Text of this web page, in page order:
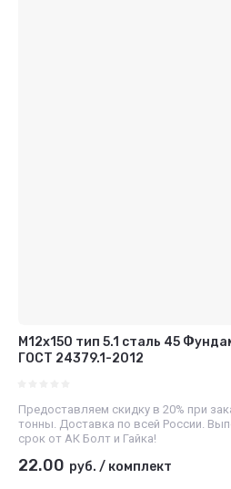
М12x150 тип 5.1 сталь 45
ГОСТ 24379.1-2012
Предоставляем скидку в 20% при
тонны. Доставка по всей России.
срок от АК Болт и Гайка!
22.00 руб. / комплект